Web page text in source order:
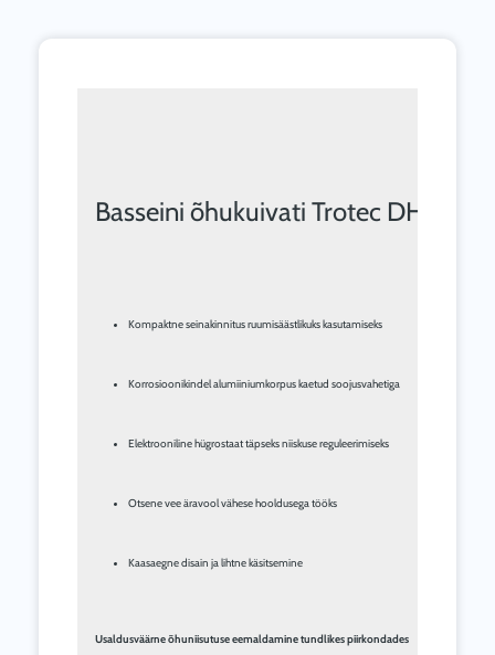
Basseini õhukuivati Trotec ​​DH 20
Kompaktne seinakinnitus ruumisäästlikuks kasutamiseks
Korrosioonikindel alumiiniumkorpus kaetud soojusvahetiga
Elektrooniline hügrostaat täpseks niiskuse reguleerimiseks
Otsene vee äravool vähese hooldusega tööks
Kaasaegne disain ja lihtne käsitsemine
Usaldusväärne õhuniisutuse eemaldamine tundlikes piirkondades